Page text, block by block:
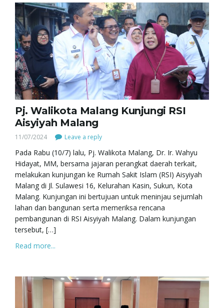
Pj. Walikota Malang Kunjungi RSI
Aisyiyah Malang
11/07/2024 Leave a reply
Pada Rabu (10/7) lalu, Pj. Walikota Malang, Dr. Ir. Wahyu
Hidayat, MM, bersama jajaran perangkat daerah terkait,
melakukan kunjungan ke Rumah Sakit Islam (RSI) Aisyiyah
Malang di Jl. Sulawesi 16, Kelurahan Kasin, Sukun, Kota
Malang. Kunjungan ini bertujuan untuk meninjau sejumlah
lahan dan bangunan serta memeriksa rencana
pembangunan di RSI Aisyiyah Malang. Dalam kunjungan
tersebut, […]
Read more...